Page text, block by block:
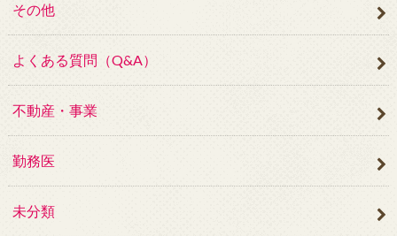
その他
よくある質問（Q&A）
不動産・事業
勤務医
未分類